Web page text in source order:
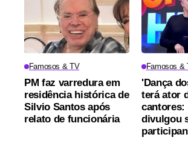
Famosos & TV
PM faz varredura em
residência histórica de
Silvio Santos após
relato de funcionária
Famosos &
'Dança
terá ator
cantores:
divulgou